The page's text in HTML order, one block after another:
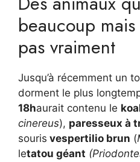
beaucoup
pas vraiment
Jusqu’à récemment un
dorment le plus
18haurait contenu le
cinereus), paresseux à
souris vespertilio brun (
letatou géant